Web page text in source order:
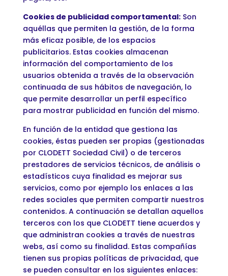
Cookies de publicidad comportamental:Son
aquéllas que permiten la gestión, de la forma
más eficaz posible, de los espacios
publicitarios. Estas cookies almacenan
información del comportamiento de los
usuarios obtenida a través de la observación
continuada de sus hábitos de navegación, lo
que permite desarrollar un perfil específico
para mostrar publicidad en función del mismo.
En función de la entidad que gestiona las
cookies, éstas pueden ser propias (gestionadas
por CLODETT Sociedad Civil) o de terceros
prestadores de servicios técnicos, de análisis o
estadísticos cuya finalidad es mejorar sus
servicios, como por ejemplo los enlaces a las
redes sociales que permiten compartir nuestros
contenidos. A continuación se detallan aquellos
terceros con los que CLODETT tiene acuerdos y
que administran cookies a través de nuestras
webs, así como su finalidad. Estas compañías
tienen sus propias políticas de privacidad, que
se pueden consultar en los siguientes enlaces: